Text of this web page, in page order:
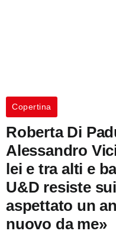
Copertina
Roberta Di
Alessandro
lei e tra alti e
U&D resiste
aspettato un
nuovo da me»